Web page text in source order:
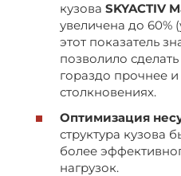
кузова SKYACTIV
увеличена до 60%
этот показатель
позволило
гораздо прочнее
столкновениях.
Оптимизация
структура кузова
более
нагрузок.